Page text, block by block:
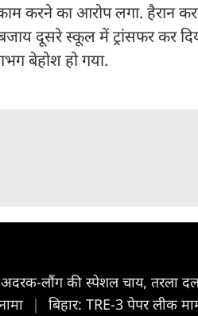
करने का आरोप लगा. हैरान
दूसरे स्कूल में ट्रांसफर कर
बेहोश हो गया.
लौंग की स्पेशल चाय, तरला
|
बिहार: TRE-3 पेपर लीक